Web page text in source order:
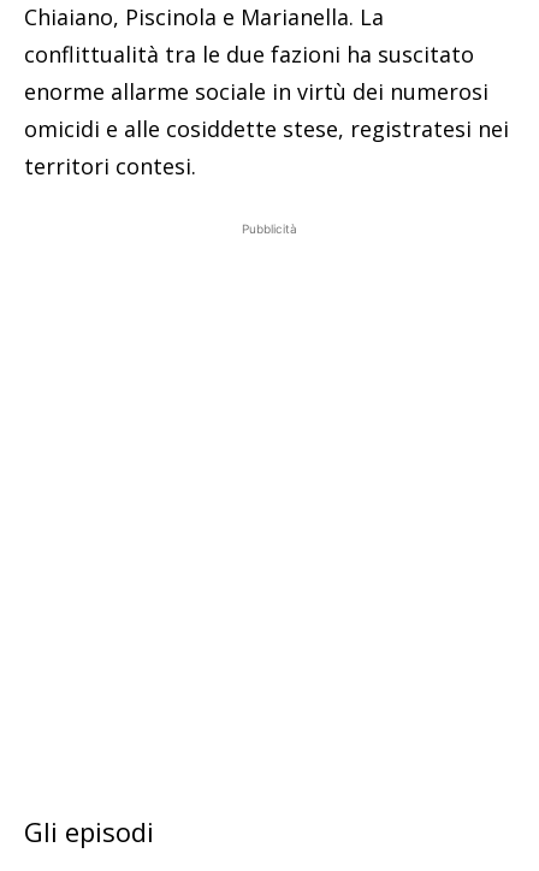
Chiaiano, Piscinola e Marianella. La
conflittualità tra le due fazioni ha suscitato
enorme allarme sociale in virtù dei numerosi
omicidi e alle cosiddette stese, registratesi nei
territori contesi.
Pubblicità
Gli episodi